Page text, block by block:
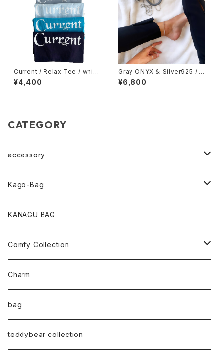
Current / Relax Tee / white
/ acid blue / light blue / tur
quoise / navy
¥4,400
Gray ONYX ＆ Silver925 / ス
トレッチ ループ アンクレット
¥6,800
CATEGORY
accessory
pearl Collection
loop Collection
necklace
bracelet
anklet
earring
Kago-Bag
Oval / onehandle
shoulder
M size
L size
ML（12ｘ8）
KANAGU BAG
Comfy Collection
T-shirt
Long sleeve
Sweat
Charm
bag
teddybear collection